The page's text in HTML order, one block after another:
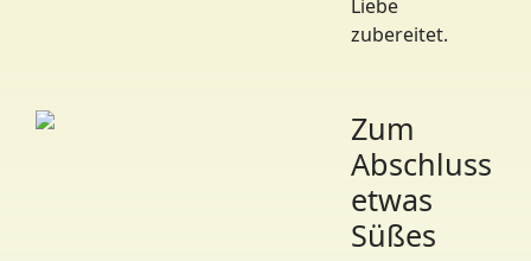
Liebe
zubereitet.
Zum
Abschluss
etwas
Süßes